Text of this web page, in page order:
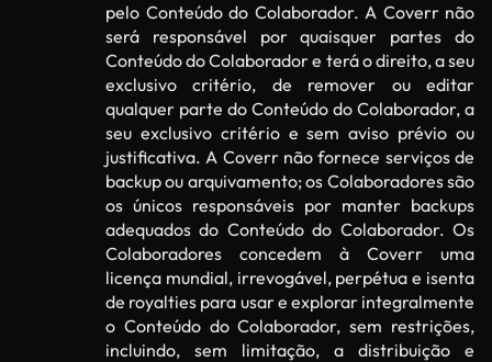
pelo Conteúdo do Colaborador. A Coverr não
será responsável por quaisquer partes do
Conteúdo do Colaborador e terá o direito, a seu
exclusivo critério, de remover ou editar
qualquer parte do Conteúdo do Colaborador, a
seu exclusivo critério e sem aviso prévio ou
justificativa. A Coverr não fornece serviços de
backup ou arquivamento; os Colaboradores são
os únicos responsáveis ​​por manter backups
adequados do Conteúdo do Colaborador. Os
Colaboradores concedem à Coverr uma
licença mundial, irrevogável, perpétua e isenta
de royalties para usar e explorar integralmente
o Conteúdo do Colaborador, sem restrições,
incluindo, sem limitação, a distribuição e